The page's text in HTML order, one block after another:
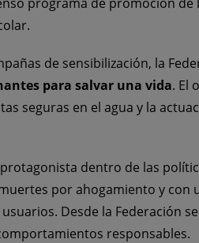
de sensibilización, la
para salvar una vida. El
seguras en el agua y la
dentro de las
por ahogamiento y con
Desde la Federación
responsables.